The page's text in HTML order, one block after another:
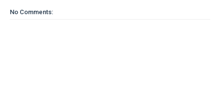
No Comments: